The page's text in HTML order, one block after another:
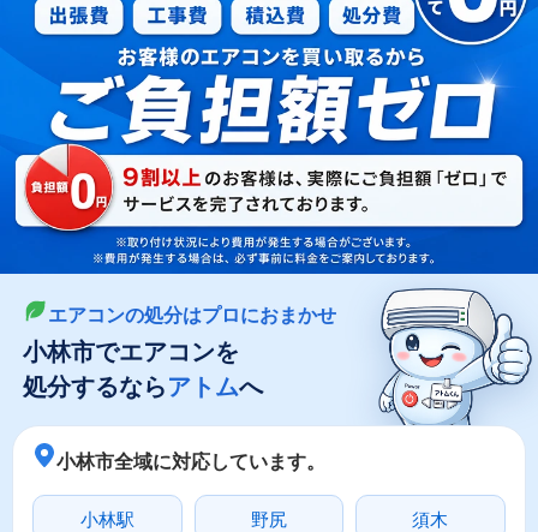
最短即日 お急ぎの方はこちら
050-5482-9461
受付：24時間年中無休（通話料無料）
LINEやメールでカンタン依頼
メールで回収依頼 LINEで回収依頼
エアコンの処分はプロにおまかせ
小林市でエアコンを
処分するならアトムへ
小林市全域に対応しています。
小林駅 野尻 須木